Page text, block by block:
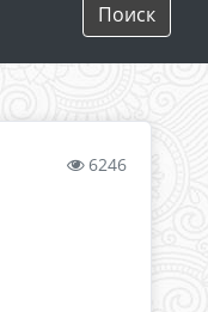
Поиск
6246